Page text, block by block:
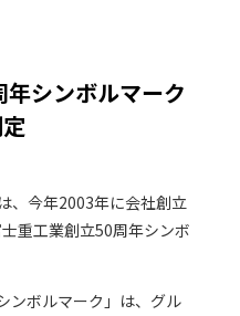
シンボルマーク
、今年2003年に会社創立
重工業創立50周年シンボ
ンボルマーク」は、グル